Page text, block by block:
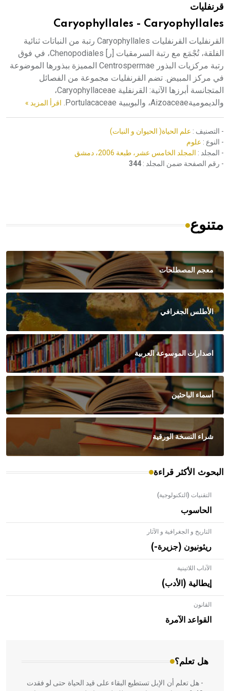
قرنفليات
Caryophyllales - Caryophyllales
القرنفليات القرنفليات Caryophyllales رتبة من النباتات ثنائية
الفلقة، تُجْمَع مع رتبة السرمقيات [ر] Chenopodiales، في فوق
رتبة مركزيات البذور Centrospermae المميزة ببذورها الموضوعة
في مركز المبيض. تضم القرنفليات مجموعة من الفصائل
المتجانسة أبرزها الآتية: القرنفلية Caryophyllaceae،
والديموميةAizoaceae، والبويبية Portulacaceae.
اقرأ المزيد »
- التصنيف : علم الحياة( الحيوان و النبات)
- النوع : علوم
- المجلد : المجلد الخامس عشر، طبعة 2006، دمشق
- رقم الصفحة ضمن المجلد : 344
متنوع
معجم المصطلحات
الأطلس الجغرافي
اصدارات الموسوعة العربية
أسماء الباحثين
شراء النسخة الورقية
البحوث الأكثر قراءة
التقنيات (التكنولوجية)
الحاسوب
التاريخ و الجغرافية و الآثار
ريئونيون (جزيرة-)
الآداب اللاتينية
إيطالية (الأدب)
القانون
القواعد الآمرة
هل تعلم؟
- هل تعلم أن الأبلق نوع من الفنون الهندسية التي ارتبطت
بالعمارة الإسلامية في بلاد الشام ومصر خاصة، حيث يحرص
المعمار على بناء مداميكه وخاصة في الواجهات
- هل تعلم أن الإبل تستطيع البقاء على قيد الحياة حتى لو فقدت